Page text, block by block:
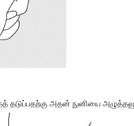
தடுப்பதற்கு அதன் நுனியை